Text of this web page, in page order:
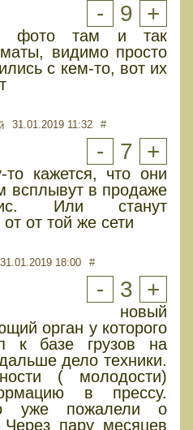
- 9 +
фото там и так
видимо просто
с кем-то, вот их
31.01.2019 11:32 #
- 7 +
кажется, что они
всплывут в продаже
Или станут
от той же сети
31.01.2019 18:00 #
- 3 +
новый
орган у которого
к базе грузов на
дело техники.
( молодости)
в прессу.
уже пожалели о
пару месяцев